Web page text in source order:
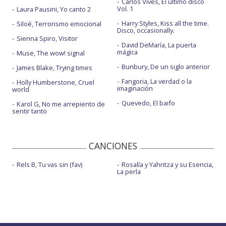
Laura Pausini, Yo canto 2
Siloé, Terrorismo emocional
Sienna Spiro, Visitor
Muse, The wow! signal
James Blake, Trying times
Holly Humberstone, Cruel
world
Karol G, No me arrepiento de
sentir tanto
Vol. 1
Harry Styles, Kiss all the time.
Disco, occasionally.
David DeMaría, La puerta
mágica
Bunbury, De un siglo anterior
Fangoria, La verdad o la
imaginación
Quevedo, El baifo
CANCIONES
Rels B, Tu vas sin (fav) Rosalía y Yahritza y su Esencia,
La perla